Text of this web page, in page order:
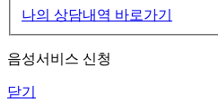
나의 상담내역 바로가기
음성서비스 신청
닫기